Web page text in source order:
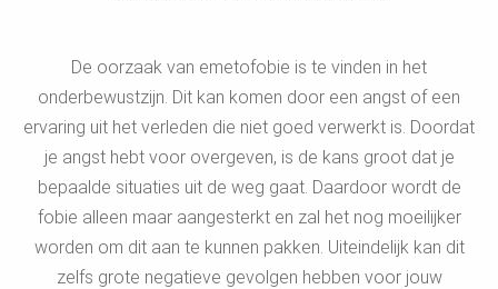
De oorzaak van emetofobie is te vinden in het
onderbewustzijn. Dit kan komen door een angst of een
ervaring uit het verleden die niet goed verwerkt is. Doordat
je angst hebt voor overgeven, is de kans groot dat je
bepaalde situaties uit de weg gaat. Daardoor wordt de
fobie alleen maar aangesterkt en zal het nog moeilijker
worden om dit aan te kunnen pakken. Uiteindelijk kan dit
zelfs grote negatieve gevolgen hebben voor jouw